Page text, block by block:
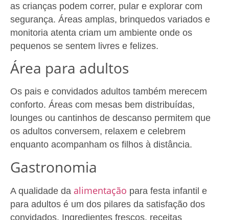
as crianças podem correr, pular e explorar com
segurança. Áreas amplas, brinquedos variados e
monitoria atenta criam um ambiente onde os
pequenos se sentem livres e felizes.
Área para adultos
Os pais e convidados adultos também merecem
conforto. Áreas com mesas bem distribuídas,
lounges ou cantinhos de descanso permitem que
os adultos conversem, relaxem e celebrem
enquanto acompanham os filhos à distância.
Gastronomia
A qualidade da alimentação para festa infantil e
para adultos é um dos pilares da satisfação dos
convidados. Ingredientes frescos, receitas